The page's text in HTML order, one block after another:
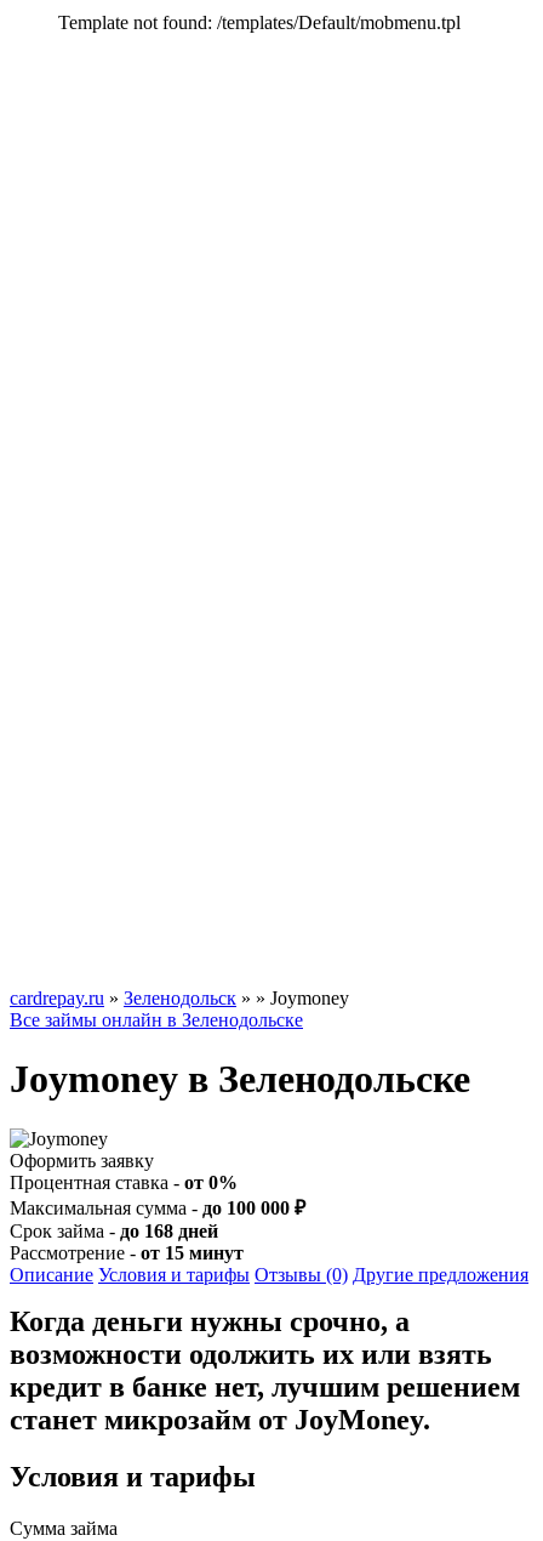
Template not found: /templates/Default/mobmenu.tpl
cardrepay.ru » Зеленодольск » » Joymoney
Все займы онлайн в Зеленодольске
Joymoney в Зеленодольске
Оформить заявку
Процентная ставка - от 0%
Максимальная сумма - до 100 000 ₽
Срок займа - до 168 дней
Рассмотрение - от 15 минут
Описание Условия и тарифы Отзывы (0) Другие предложения
Когда деньги нужны срочно, а
возможности одолжить их или взять
кредит в банке нет, лучшим решением
станет микрозайм от JoyMoney.
Условия и тарифы
Сумма займа